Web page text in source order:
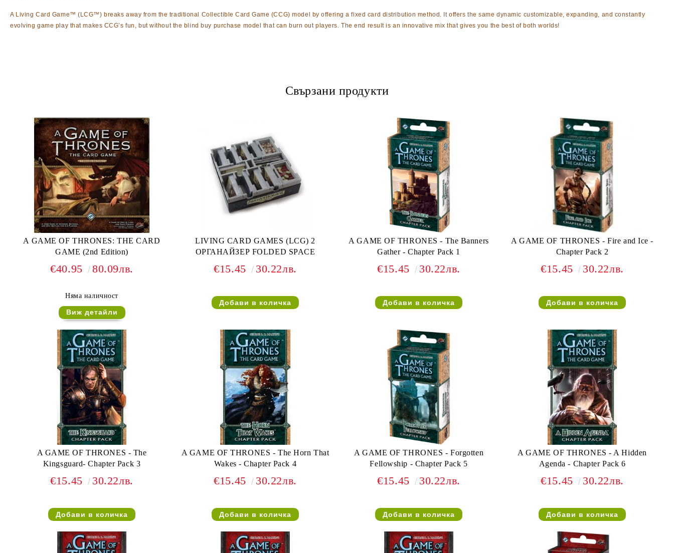
A Living Card Game™ (LCG™) breaks away from the traditional Collectible Card Game (CCG) model by offering a fixed card distribution method. It offers the same dynamic customizable, expanding, and constantly
evolving game play that makes CCG’s fun, but without the blind buy purchase model that can burn out players. The end result is an innovative mix that gives you the best of both worlds!
Свързани продукти
A GAME OF THRONES: THE CARD
GAME (2nd Edition)
€40.95 80.09лв.
Няма наличност
Виж детайли
LIVING CARD GAMES (LCG) 2
ОРГАНАЙЗЕР FOLDED SPACE
€15.45 30.22лв.
A GAME OF THRONES - The Banners
Gather - Chapter Pack 1
€15.45 30.22лв.
A GAME OF THRONES - Fire and Ice -
Chapter Pack 2
€15.45 30.22лв.
A GAME OF THRONES - The
Kingsguard- Chapter Pack 3
€15.45 30.22лв.
A GAME OF THRONES - The Horn That
Wakes - Chapter Pack 4
€15.45 30.22лв.
A GAME OF THRONES - Forgotten
Fellowship - Chapter Pack 5
€15.45 30.22лв.
A GAME OF THRONES - A Hidden
Agenda - Chapter Pack 6
€15.45 30.22лв.